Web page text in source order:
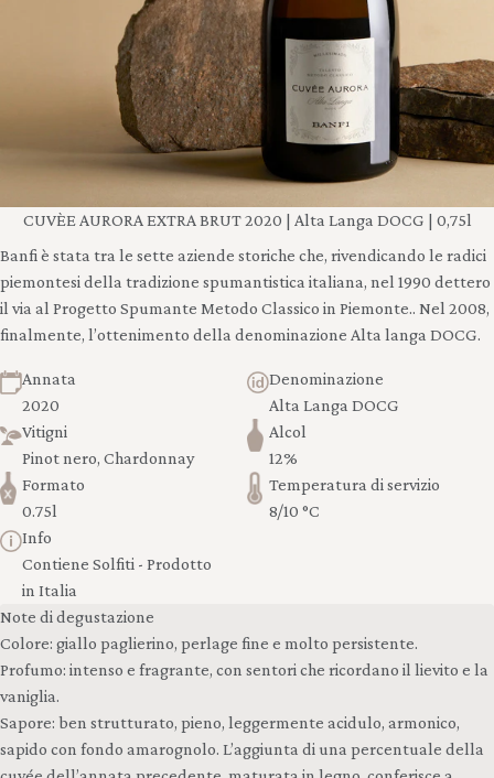
CUVÈE AURORA EXTRA BRUT 2020 | Alta Langa DOCG | 0,75l
Banfi è stata tra le sette aziende storiche che, rivendicando le radici
piemontesi della tradizione spumantistica italiana, nel 1990 dettero
il via al Progetto Spumante Metodo Classico in Piemonte.. Nel 2008,
finalmente, l’ottenimento della denominazione Alta langa DOCG.
Annata
2020
Denominazione
Alta Langa DOCG
Vitigni
Pinot nero, Chardonnay
Alcol
12%
Formato
0.75l
Temperatura di servizio
8/10 °C
Info
Contiene Solfiti - Prodotto
in Italia
Note di degustazione
Colore: giallo paglierino, perlage fine e molto persistente.
Profumo: intenso e fragrante, con sentori che ricordano il lievito e la
vaniglia.
Sapore: ben strutturato, pieno, leggermente acidulo, armonico,
sapido con fondo amarognolo. L’aggiunta di una percentuale della